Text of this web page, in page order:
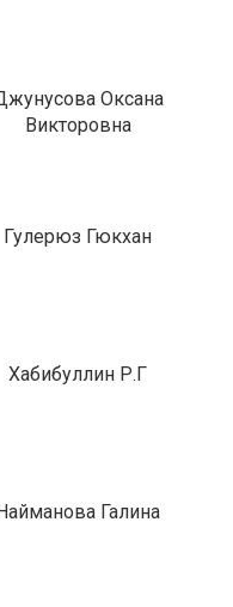
Оксана
Викторовна
Гулерюз Гюкхан
Хабибуллин Р.Г
Галина